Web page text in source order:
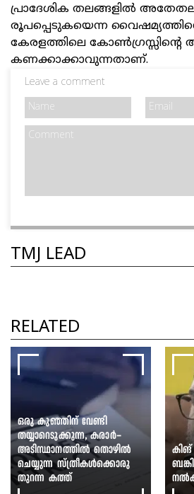
പ്രാദേശിക തലങ്ങളില്‍
രൂപപ്പെടുകയെന്ന
കേരളത്തിലെ
കണക്കാക്കാവുന്നതാണ്‌.
Leave a comment
TMJ LEAD
RELATED
ഒരു കുഞ്ഞിന് വേണ്ടി
തയ്യാറെടുക്കുന്ന, കരാർ-
അടിസ്ഥാനത്തിൽ തൊഴിൽ
ചെയ്യുന്ന സ്ത്രീകൾക്കൊരു
തുറന്ന കത്ത്